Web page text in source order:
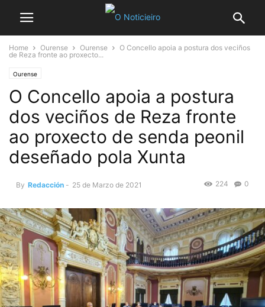
Home Ourense Ourense
O Concello apoia a postura dos veciños
de Reza fronte ao proxecto...
Ourense
O Concello apoia a postura
dos veciños de Reza fronte
ao proxecto de senda peonil
deseñado pola Xunta
By Redacción - 25 de Marzo de 2021 0
224